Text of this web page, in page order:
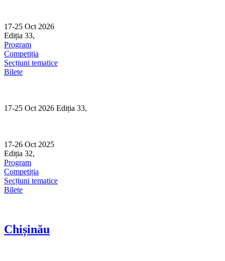
content
17-25 Oct 2026
Ediția 33,
Program
Competiția
Secțiuni tematice
Bilete
17-25 Oct 2026 Ediția 33,
17-26 Oct 2025
Ediția 32,
Program
Competiția
Secțiuni tematice
Bilete
Chișinău